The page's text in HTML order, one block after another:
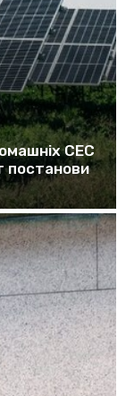
СЕС
постанови